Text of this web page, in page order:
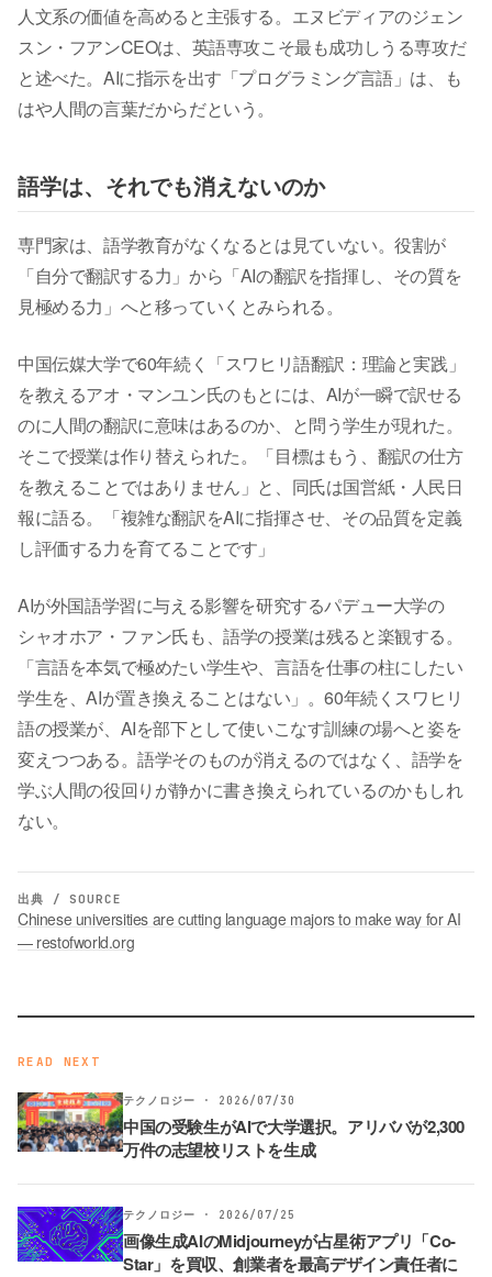
人文系の価値を高めると主張する。エヌビディアのジェン
スン・フアンCEOは、英語専攻こそ最も成功しうる専攻だ
と述べた。AIに指示を出す「プログラミング言語」は、も
はや人間の言葉だからだという。
語学は、それでも消えないのか
専門家は、語学教育がなくなるとは見ていない。役割が
「自分で翻訳する力」から「AIの翻訳を指揮し、その質を
見極める力」へと移っていくとみられる。
中国伝媒大学で60年続く「スワヒリ語翻訳：理論と実践」
を教えるアオ・マンユン氏のもとには、AIが一瞬で訳せる
のに人間の翻訳に意味はあるのか、と問う学生が現れた。
そこで授業は作り替えられた。「目標はもう、翻訳の仕方
を教えることではありません」と、同氏は国営紙・人民日
報に語る。「複雑な翻訳をAIに指揮させ、その品質を定義
し評価する力を育てることです」
AIが外国語学習に与える影響を研究するパデュー大学の
シャオホア・ファン氏も、語学の授業は残ると楽観する。
「言語を本気で極めたい学生や、言語を仕事の柱にしたい
学生を、AIが置き換えることはない」。60年続くスワヒリ
語の授業が、AIを部下として使いこなす訓練の場へと姿を
変えつつある。語学そのものが消えるのではなく、語学を
学ぶ人間の役回りが静かに書き換えられているのかもしれ
ない。
出典 / SOURCE
Chinese universities are cutting language majors to make way for AI
— restofworld.org
READ NEXT
テクノロジー · 2026/07/30
中国の受験生がAIで大学選択。アリババが2,300
万件の志望校リストを生成
テクノロジー · 2026/07/25
画像生成AIのMidjourneyが占星術アプリ「Co-
Star」を買収、創業者を最高デザイン責任者に